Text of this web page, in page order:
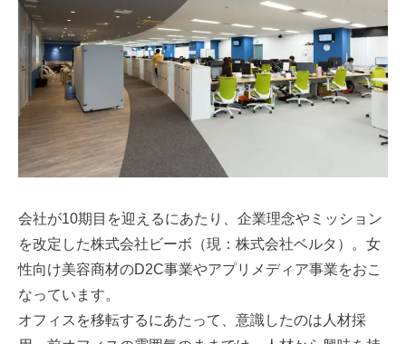
会社が10期目を迎えるにあたり、企業理念やミッション
を改定した株式会社ビーボ（現：株式会社ベルタ）。女
性向け美容商材のD2C事業やアプリメディア事業をおこ
なっています。
オフィスを移転するにあたって、意識したのは人材採